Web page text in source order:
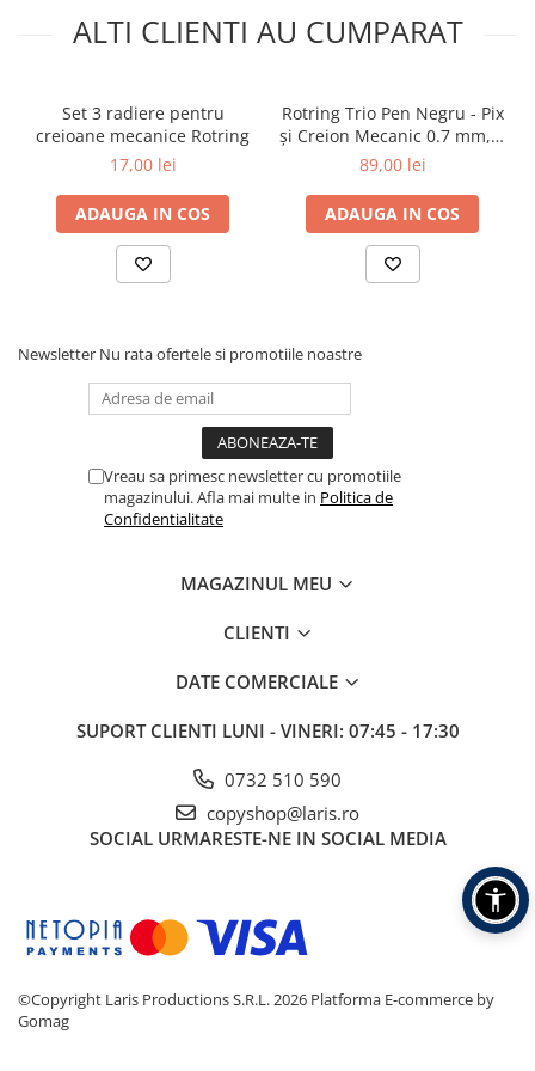
Etichete pret
Benzi dublu adezive
Elastice si sfoara
Comunicare
Aparatura pentru birou
Trimmere & Ghilotine
Accesorii pentru whiteboard
Flipchart-uri
Accesorii pentru panouri
Accesorii pentru flipchart
Memorii USB
Baterii & Acumulatori
Igiena si curatenie
Prosoape din hartie
Pentru geamuri
ALTI CLIENTI AU CUMPARAT
Set 3 radiere pentru
creioane mecanice Rotring
17,00 lei
ADAUGA IN COS
Rotring Trio Pen Negru - Pix
și Creion Mecanic 0.7 mm, 3
în 1
89,00 lei
ADAUGA IN COS
Newsletter Nu rata ofertele si promotiile noastre
Vreau sa primesc newsletter cu promotiile
magazinului. Afla mai multe in Politica de
Confidentialitate
MAGAZINUL MEU
CLIENTI
DATE COMERCIALE
SUPORT CLIENTI LUNI - VINERI: 07:45 - 17:30
0732 510 590
copyshop@laris.ro
SOCIAL URMARESTE-NE IN SOCIAL MEDIA
©Copyright Laris Productions S.R.L. 2026 Platforma E-commerce by
Gomag